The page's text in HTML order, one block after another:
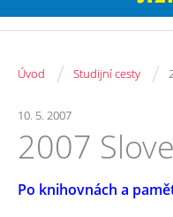
Úvod / Studijní cesty /
10. 5. 2007
2007
Po knihovnách a